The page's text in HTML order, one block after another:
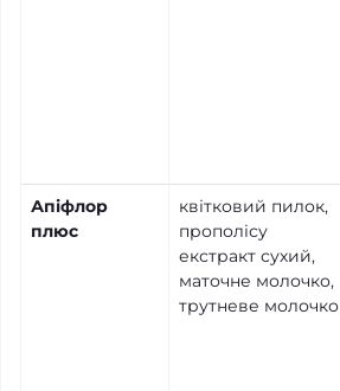
Апіфлор
плюс
квітковий пилок,
прополісу
екстракт сухий,
маточне молочко,
трутневе молочко